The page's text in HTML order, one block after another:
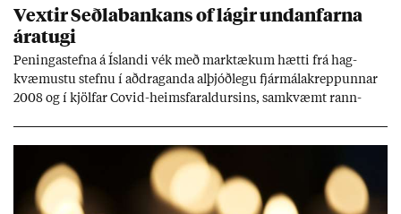
Vext­ir Seðla­bank­ans of lág­ir und­an­farna
ára­tugi
Pen­inga­stefna á Ís­landi vék með mark­tæk­um hætti frá hag­
kvæm­ustu stefnu í að­drag­anda al­þjóð­legu fjár­málakrepp­unn­ar
2008 og í kjöl­far Covid-heims­far­ald­urs­ins, sam­kvæmt rann­